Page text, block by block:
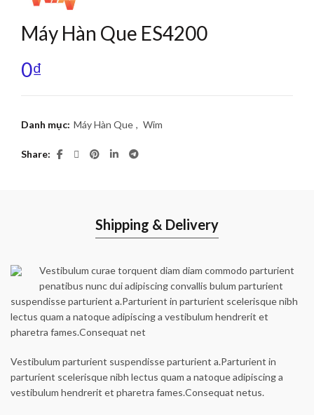
Máy Hàn Que ES4200
0₫
Danh mục: Máy Hàn Que , Wim
Share
Shipping & Delivery
Vestibulum curae torquent diam diam commodo parturient
penatibus nunc dui adipiscing convallis bulum parturient
suspendisse parturient a.Parturient in parturient scelerisque nibh
lectus quam a natoque adipiscing a vestibulum hendrerit et
pharetra fames.Consequat net
Vestibulum parturient suspendisse parturient a.Parturient in
parturient scelerisque nibh lectus quam a natoque adipiscing a
vestibulum hendrerit et pharetra fames.Consequat netus.